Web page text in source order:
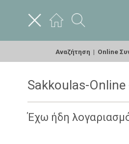
Αναζήτηση | Online
Sakkoulas-Online
Έχω ήδη